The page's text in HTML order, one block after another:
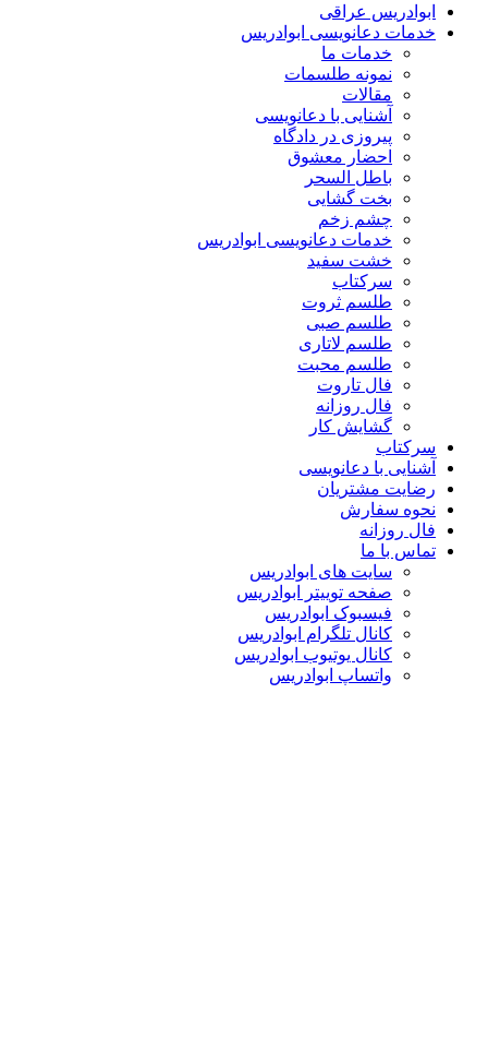
ابوادریس عراقی
خدمات دعانویسی ابوادریس
خدمات ما
نمونه طلسمات
مقالات
آشنایی با دعانویسی
پیروزی در دادگاه
احضار معشوق
باطل السحر
بخت گشایی
چشم زخم
خدمات دعانویسی ابوادریس
خشت سفید
سرکتاب
طلسم ثروت
طلسم صبی
طلسم لاتاری
طلسم محبت
فال تاروت
فال روزانه
گشایش کار
سرکتاب
آشنایی با دعانویسی
رضایت مشتریان
نحوه سفارش
فال روزانه
تماس با ما
سایت های ابوادریس
صفحه توییتر ابوادریس
فیسبوک ابوادریس
کانال تلگرام ابوادریس
کانال یوتیوب ابوادریس
واتساپ ابوادریس